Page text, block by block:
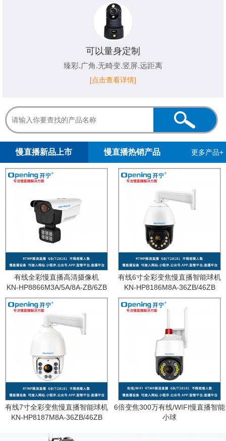
可以量身定制
臻彩.广角.无畸变.竖屏.远距离
[点击查看详情]
慢直播新品上市 慢直播热销产品 更多产品+
有线全彩慢直播高清摄像机
KN-HP8866M3A/5A/8A-ZB/6ZB
有线6寸全彩变焦慢直播智能球机
KN-HP8186M8A-36ZB/46ZB
有线7寸全彩变焦慢直播智能球机
KN-HP8187M8A-36ZB/46ZB
6倍变焦300万有线/WIFI慢直播智能
小球